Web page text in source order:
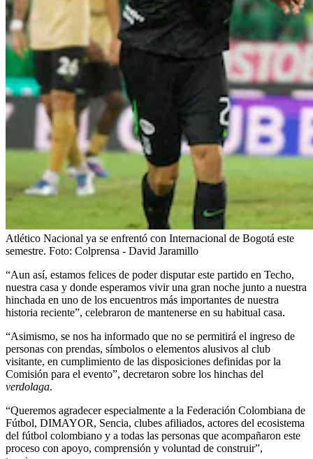
Atlético Nacional ya se enfrentó con Internacional de Bogotá este
semestre. Foto: Colprensa - David Jaramillo
“Aun así, estamos felices de poder disputar este partido en Techo,
nuestra casa y donde esperamos vivir una gran noche junto a nuestra
hinchada en uno de los encuentros más importantes de nuestra
historia reciente”, celebraron de mantenerse en su habitual casa.
“Asimismo, se nos ha informado que no se permitirá el ingreso de
personas con prendas, símbolos o elementos alusivos al club
visitante, en cumplimiento de las disposiciones definidas por la
Comisión para el evento”, decretaron sobre los hinchas del
verdolaga.
“Queremos agradecer especialmente a la Federación Colombiana de
Fútbol, DIMAYOR, Sencia, clubes afiliados, actores del ecosistema
del fútbol colombiano y a todas las personas que acompañaron este
proceso con apoyo, comprensión y voluntad de construir”,